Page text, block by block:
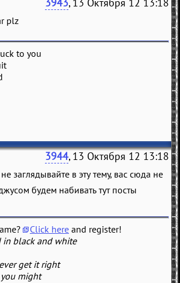
plz
to you
3944, 13 Октября 12 13:18
заглядывайте в эту тему, вас сюда не
будем набивать тут посты
Click here and register!
in black and white
get it right
might